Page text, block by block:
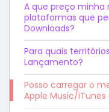
A que preço minha
plataformas que
Downloads?
Para quais
Lançamento?
Posso carregar o
Apple Music/iTunes